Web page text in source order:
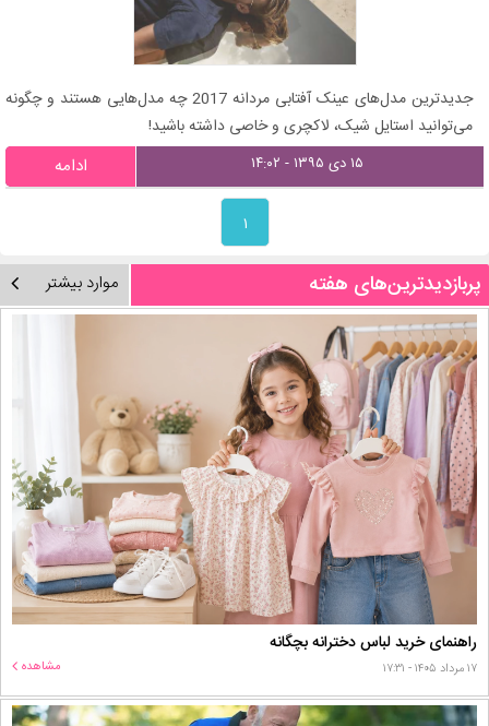
جدیدترین مدل‌های عینک آفتابی مردانه 2017 چه مدل‌هایی هستند و چگونه
می‌توانید استایل شیک، لاکچری و خاصی داشته باشید!
۱۵ دی ۱۳۹۵ - ۱۴:۰۲ ادامه
۱
پربازدیدترین‌های هفته موارد بیشتر
راهنمای خرید لباس دخترانه بچگانه
۱۷ مرداد ۱۴۰۵ - ۱۷:۳۱ مشاهده